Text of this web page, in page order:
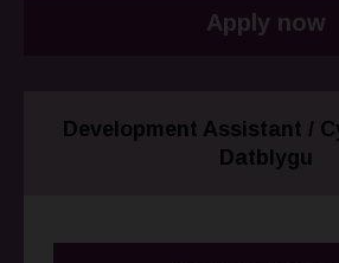
Apply now
Development Assistant /
Datblygu